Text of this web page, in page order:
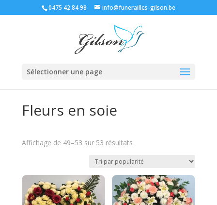
0475 42 84 98 info@funerailles-gilson.be
Sélectionner une page
Fleurs en soie
Affichage de 49–53 sur 53 résultatsTrié
popularité